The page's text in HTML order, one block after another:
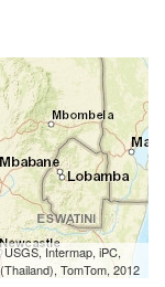
Intermap, iPC,
TomTom, 2012